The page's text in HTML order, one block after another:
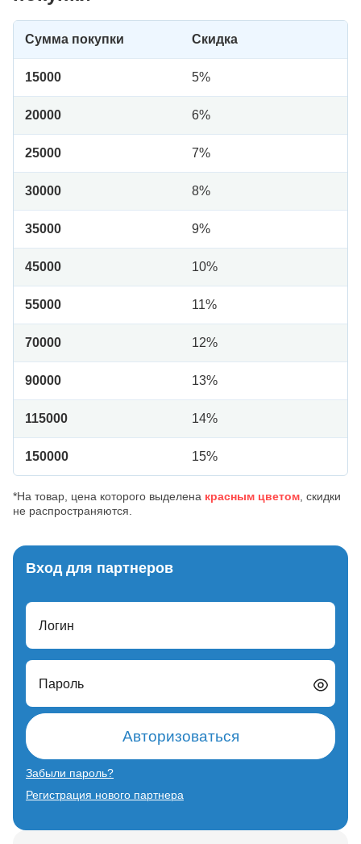
Сумма покупки Скидка
15000 5%
20000 6%
25000 7%
30000 8%
35000 9%
45000 10%
55000 11%
70000 12%
90000 13%
115000 14%
150000 15%
*На товар, цена которого выделена красным цветом , скидки
не распространяются.
Вход для партнеров
Логин
Пароль
Авторизоваться
Забыли пароль?
Регистрация нового партнера